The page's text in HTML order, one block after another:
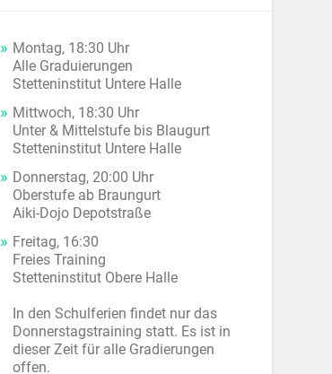
Montag, 18:30 Uhr
Alle Graduierungen
Stetteninstitut Untere Halle
Mittwoch, 18:30 Uhr
Unter & Mittelstufe bis Blaugurt
Stetteninstitut Untere Halle
Donnerstag, 20:00 Uhr
Oberstufe ab Braungurt
Aiki-Dojo Depotstraße
Freitag, 16:30
Freies Training
Stetteninstitut Obere Halle
In den Schulferien findet nur das
Donnerstagstraining statt. Es ist in
dieser Zeit für alle Gradierungen
offen.